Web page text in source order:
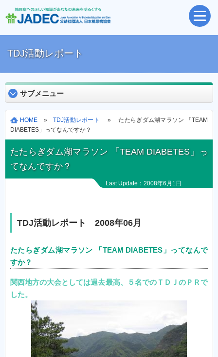
TDJ活動レポート
サブメニュー
HOME »TDJ活動レポート
» たたらぎダム湖マラソン 「TEAM
DIABETES」ってなんですか？
たたらぎダム湖マラソン 「TEAM DIABETES」っ
てなんですか？
Last Update：2008年6月1日
TDJ活動レポート 2008年06月
たたらぎダム湖マラソン 「TEAM DIABETES」ってなんで
すか？
関西地方の大会としては過去最高、５名でのＴＤＪのＰＲで
した。